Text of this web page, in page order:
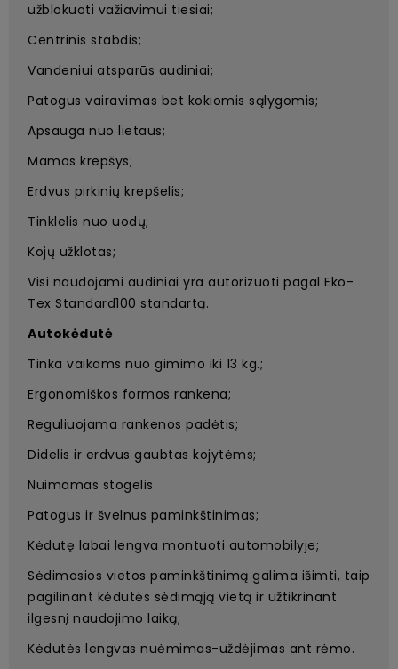
užblokuoti važiavimui tiesiai;
Centrinis stabdis;
Vandeniui atsparūs audiniai;
Patogus vairavimas bet kokiomis sąlygomis;
Apsauga nuo lietaus;
Mamos krepšys;
Erdvus pirkinių krepšelis;
Tinklelis nuo uodų;
Kojų užklotas;
Visi naudojami audiniai yra autorizuoti pagal Eko-
Tex Standard100 standartą.
Autokėdutė
Tinka vaikams nuo gimimo iki 13 kg.;
Ergonomiškos formos rankena;
Reguliuojama rankenos padėtis;
Didelis ir erdvus gaubtas kojytėms;
Nuimamas stogelis
Patogus ir švelnus paminkštinimas;
Kėdutę labai lengva montuoti automobilyje;
Sėdimosios vietos paminkštinimą galima išimti, taip
pagilinant kėdutės sėdimąją vietą ir užtikrinant
ilgesnį naudojimo laiką;
Kėdutės lengvas nuėmimas-uždėjimas ant rėmo.